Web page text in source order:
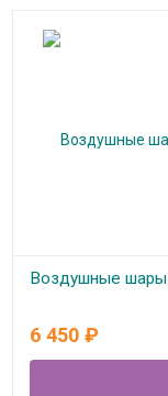
Воздушные шары
6 450 ₽